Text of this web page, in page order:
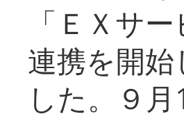
「ＥＸサ
連携を開
した。９